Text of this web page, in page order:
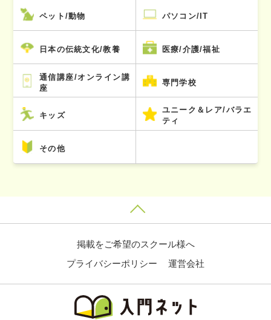
ペット/動物 パソコン/IT
日本の伝統文化/教養 医療/介護/福祉
通信講座/オンライン講
座
専門学校
キッズ
ユニーク＆レア/バラエ
ティ
その他
掲載をご希望のスクール様へ
プライバシーポリシー
運営会社